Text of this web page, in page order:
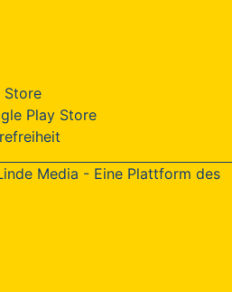
Store
Play Store
Media - Eine Plattform des